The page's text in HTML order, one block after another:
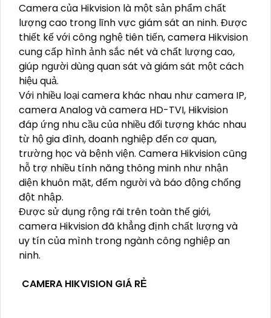
Camera của Hikvision là một sản phẩm chất
lượng cao trong lĩnh vực giám sát an ninh. Được
thiết kế với công nghệ tiên tiến, camera Hikvision
cung cấp hình ảnh sắc nét và chất lượng cao,
giúp người dùng quan sát và giám sát một cách
hiệu quả.
Với nhiều loại camera khác nhau như camera IP,
camera Analog và camera HD-TVI, Hikvision
đáp ứng nhu cầu của nhiều đối tượng khác nhau
từ hộ gia đình, doanh nghiệp đến cơ quan,
trường học và bệnh viện. Camera Hikvision cũng
hỗ trợ nhiều tính năng thông minh như nhận
diện khuôn mặt, đếm người và báo động chống
đột nhập.
Được sử dụng rộng rãi trên toàn thế giới,
camera Hikvision đã khẳng định chất lượng và
uy tín của mình trong ngành công nghiệp an
ninh.
CAMERA HIKVISION GIÁ RẺ